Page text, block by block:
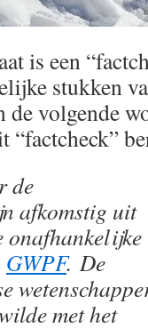
is een
stukken
volgende
“factcheck”
de
afkomstig uit
GWPF. De
met het